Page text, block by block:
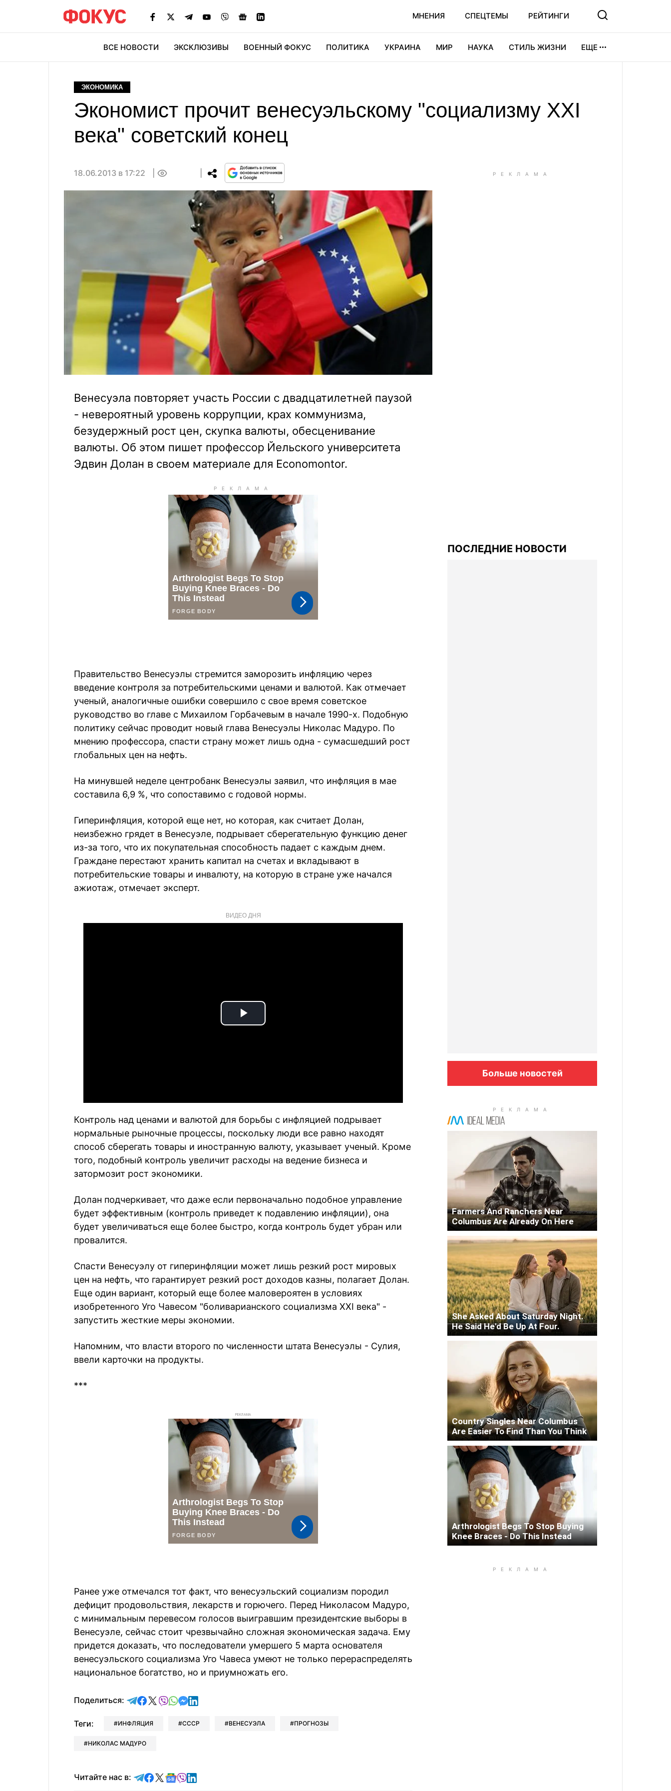
МНЕНИЯ СПЕЦТЕМЫ РЕЙТИНГИ
ВСЕ НОВОСТИ ЭКСКЛЮЗИВЫ ВОЕННЫЙ ФОКУС ПОЛИТИКА УКРАИНА МИР НАУКА СТИЛЬ ЖИЗНИ ЕЩЕ
ЭКОНОМИКА
Экономист прочит венесуэльскому "социализму ХХІ
века" советский конец
18.06.2013 в 17:22
Венесуэла повторяет участь России с двадцатилетней паузой
- невероятный уровень коррупции, крах коммунизма,
безудержный рост цен, скупка валюты, обесценивание
валюты. Об этом пишет профессор Йельского университета
Эдвин Долан в своем материале для Economontor.
Правительство Венесуэлы стремится заморозить инфляцию через
введение контроля за потребительскими ценами и валютой. Как отмечает
ученый, аналогичные ошибки совершило с свое время советское
руководство во главе с Михаилом Горбачевым в начале 1990-х. Подобную
политику сейчас проводит новый глава Венесуэлы Николас Мадуро. По
мнению профессора, спасти страну может лишь одна - сумасшедший рост
глобальных цен на нефть.
На минувшей неделе центробанк Венесуэлы заявил, что инфляция в мае
составила 6,9 %, что сопоставимо с годовой нормы.
Гиперинфляция, которой еще нет, но которая, как считает Долан,
неизбежно грядет в Венесуэле, подрывает сберегательную функцию денег
из-за того, что их покупательная способность падает с каждым днем.
Граждане перестают хранить капитал на счетах и вкладывают в
потребительские товары и инвалюту, на которую в стране уже начался
ажиотаж, отмечает эксперт.
ВИДЕО ДНЯ
Play
Контроль над ценами и валютой для борьбы с инфляцией подрывает
нормальные рыночные процессы, поскольку люди все равно находят
способ сберегать товары и иностранную валюту, указывает ученый. Кроме
того, подобный контроль увеличит расходы на ведение бизнеса и
затормозит рост экономики.
Долан подчеркивает, что даже если первоначально подобное управление
будет эффективным (контроль приведет к подавлению инфляции), она
будет увеличиваться еще более быстро, когда контроль будет убран или
провалится.
Спасти Венесуэлу от гиперинфляции может лишь резкий рост мировых
цен на нефть, что гарантирует резкий рост доходов казны, полагает Долан.
Еще один вариант, который еще более маловероятен в условиях
изобретенного Уго Чавесом "боливарианского социализма XXI века" -
запустить жесткие меры экономии.
Напомним, что власти второго по численности штата Венесуэлы - Сулия,
ввели карточки на продукты.
***
РЕКЛАМА
Ранее уже отмечался тот факт, что венесуэльский социализм породил
дефицит продовольствия, лекарств и горючего. Перед Николасом Мадуро,
с минимальным перевесом голосов выигравшим президентские выборы в
Венесуэле, сейчас стоит чрезвычайно сложная экономическая задача. Ему
придется доказать, что последователи умершего 5 марта основателя
венесуэльского социализма Уго Чавеса умеют не только перераспределять
национальное богатство, но и приумножать его.
Поделиться: отправить в Telegram
поделиться в Facebook
поделиться в X
отправить в Viber
отправить в Whatsapp
отправить в Messenger
отправить в LinkedIn
Теги: ИНФЛЯЦИЯ СССР ВЕНЕСУЭЛА ПРОГНОЗЫ
НИКОЛАС МАДУРО
Читайте нас в: Читайте в Telegram
Читайте в Facebook
Читайте в X
Читайте в Google news
Читайте в Viber
Читайте в LinkedIn
ПОСЛЕДНИЕ НОВОСТИ
Больше новостей